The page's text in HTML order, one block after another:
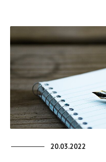
20.03.2022